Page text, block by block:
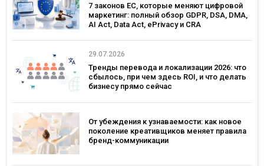
7 законов ЕС, которые меняют цифровой
маркетинг: полный обзор GDPR, DSA, DMA,
AI Act, Data Act, ePrivacy и CRA
29.07.2026
Тренды перевода и локализации 2026: что
сбылось, при чем здесь ROI, и что делать
бизнесу прямо сейчас
От убеждения к узнаваемости: как новое
поколение креативщиков меняет правила
бренд-коммуникации